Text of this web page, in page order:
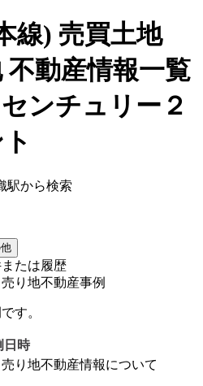
線) 売買土地
動産情報一覧
ンチュリー２
駅から検索
たは履歴
り地不動産事例
す。
日時
地不動産情報について